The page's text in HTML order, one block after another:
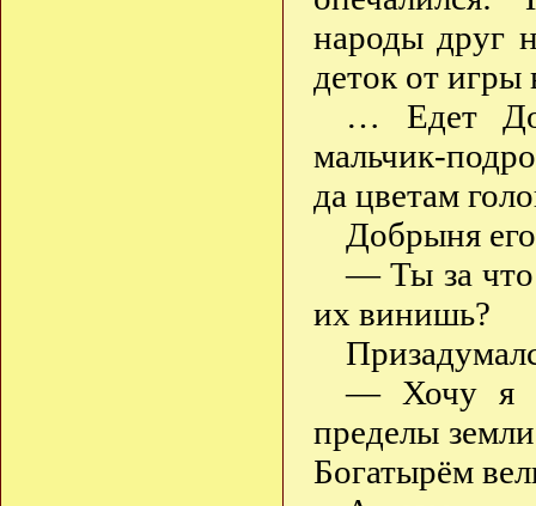
народы друг
деток от
… Едет
мальчик-
да цветам
Добрыня
— Ты за что
их винишь?
— Хочу я
пределы
Богатырём